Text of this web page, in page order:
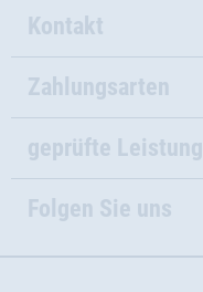
Kontakt
Zahlungsarten
geprüfte Leistung
Folgen Sie uns